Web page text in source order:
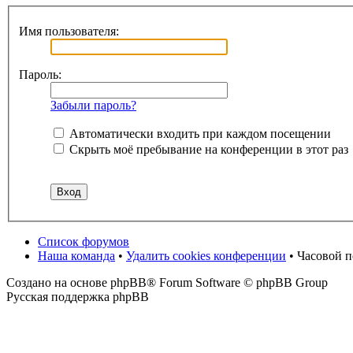
Имя пользователя:
Пароль:
Забыли пароль?
Автоматически входить при каждом посещении
Скрыть моё пребывание на конференции в этот раз
Список форумов
Наша команда • Удалить cookies конференции • Часовой
Создано на основе phpBB® Forum Software © phpBB Group
Русская поддержка phpBB